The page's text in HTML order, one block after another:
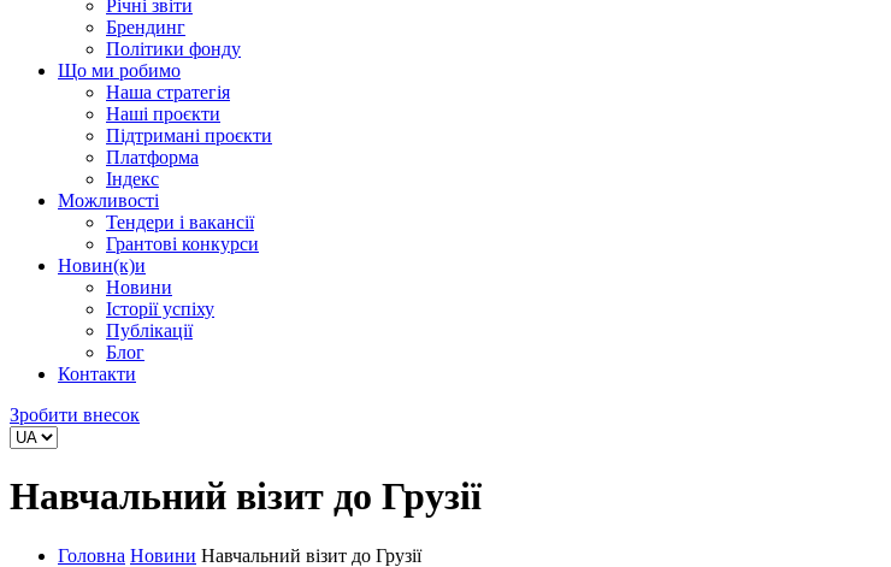
Річні звіти
Брендинг
Політики фонду
Що ми робимо
Наша стратегія
Наші проєкти
Підтримані проєкти
Платформа
Індекс
Можливості
Тендери і вакансії
Грантові конкурси
Новин(к)и
Новини
Історії успіху
Публікації
Блог
Контакти
Зробити внесок
Навчальний візит до Грузії
Головна Новини Навчальний візит до Грузії